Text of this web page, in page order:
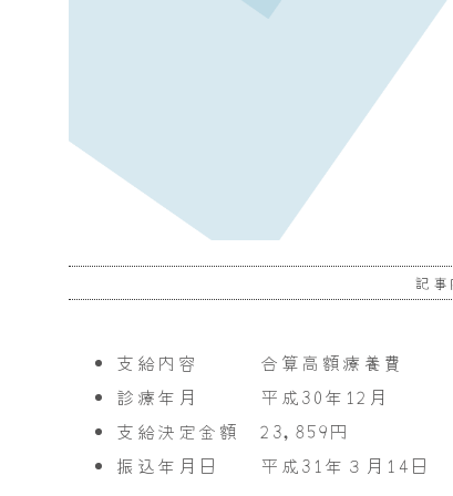
記事
支給内容 合算高額療養費
診療年月 平成30年12月
支給決定金額 23,859円
振込年月日 平成31年３月14日